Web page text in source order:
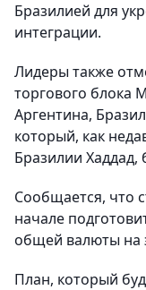
Бразилией для
интеграции.
Лидеры также
торгового блока
Аргентина,
который, как
Бразилии
Сообщается, что
начале
общей валюты на
План, который